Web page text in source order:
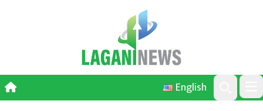
English
Search